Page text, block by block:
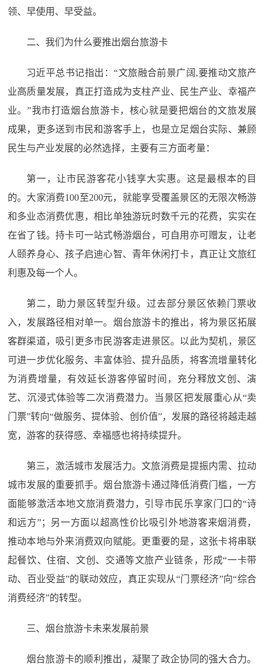
领、早使用、早受益。
二、我们为什么要推出烟台旅游卡
习近平总书记指出：“文旅融合前景广阔,要推动文旅产
业高质量发展，真正打造成为支柱产业、民生产业、幸福产
业。”我市打造烟台旅游卡，核心就是要把烟台的文旅发展
成果，更多送到市民和游客手上，也是立足烟台实际、兼顾
民生与产业发展的必然选择，主要有三方面考量：
第一，让市民游客花小钱享大实惠。这是最根本的目
的。大家消费100至200元，就能享受覆盖景区的无限次畅游
和多业态消费优惠，相比单独游玩时数千元的花费，实实在
在省了钱。持卡可一站式畅游烟台，可自用亦可赠友，让老
人颐养身心、孩子启迪心智、青年休闲打卡，真正让文旅红
利惠及每一个人。
第二，助力景区转型升级。过去部分景区依赖门票收
入，发展路径相对单一。烟台旅游卡的推出，将为景区拓展
客群渠道，吸引更多市民游客走进景区。以此为契机，景区
可进一步优化服务、丰富体验、提升品质，将客流增量转化
为消费增量，有效延长游客停留时间，充分释放文创、演
艺、沉浸式体验等二次消费潜力。当景区把发展重心从“卖
门票”转向“做服务、提体验、创价值”，发展的路径将越走越
宽，游客的获得感、幸福感也将持续提升。
第三，激活城市发展活力。文旅消费是提振内需、拉动
城市发展的重要抓手。烟台旅游卡通过降低消费门槛，一方
面能够激活本地文旅消费潜力，引导市民乐享家门口的“诗
和远方”；另一方面以超高性价比吸引外地游客来烟消费，
推动本地与外来消费双向赋能。更重要的是，这张卡将串联
起餐饮、住宿、文创、交通等文旅产业链条，形成“一卡带
动、百业受益”的联动效应，真正实现从“门票经济”向“综合
消费经济”的转型。
三、烟台旅游卡未来发展前景
烟台旅游卡的顺利推出，凝聚了政企协同的强大合力。